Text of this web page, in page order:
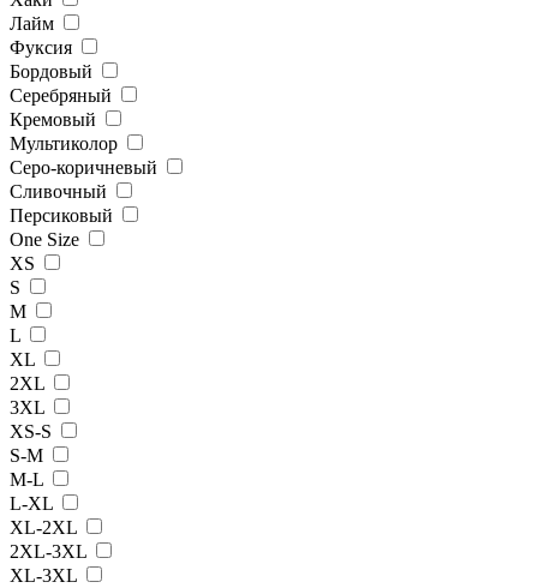
Лайм
Фуксия
Бордовый
Серебряный
Кремовый
Мультиколор
Серо-коричневый
Сливочный
Персиковый
One Size
XS
S
M
L
XL
2XL
3XL
XS-S
S-M
M-L
L-XL
XL-2XL
2XL-3XL
XL-3XL